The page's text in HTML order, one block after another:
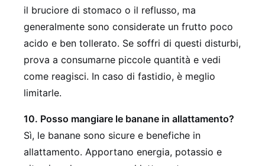
il bruciore di stomaco o il reflusso, ma
generalmente sono considerate un frutto poco
acido e ben tollerato. Se soffri di questi disturbi,
prova a consumarne piccole quantità e vedi
come reagisci. In caso di fastidio, è meglio
limitarle.
10. Posso mangiare le banane in allattamento?
Sì, le banane sono sicure e benefiche in
allattamento. Apportano energia, potassio e